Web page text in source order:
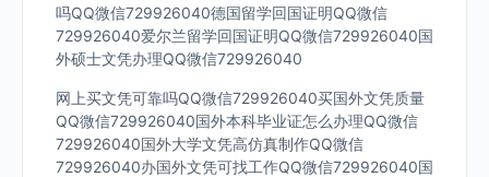
吗QQ微信729926040德国留学回国证明QQ微信
729926040爱尔兰留学回国证明QQ微信729926040国
外硕士文凭办理QQ微信729926040
网上买文凭可靠吗QQ微信729926040买国外文凭质量
QQ微信729926040国外本科毕业证怎么办理QQ微信
729926040国外大学文凭高仿真制作QQ微信
729926040办国外文凭可找工作QQ微信729926040国